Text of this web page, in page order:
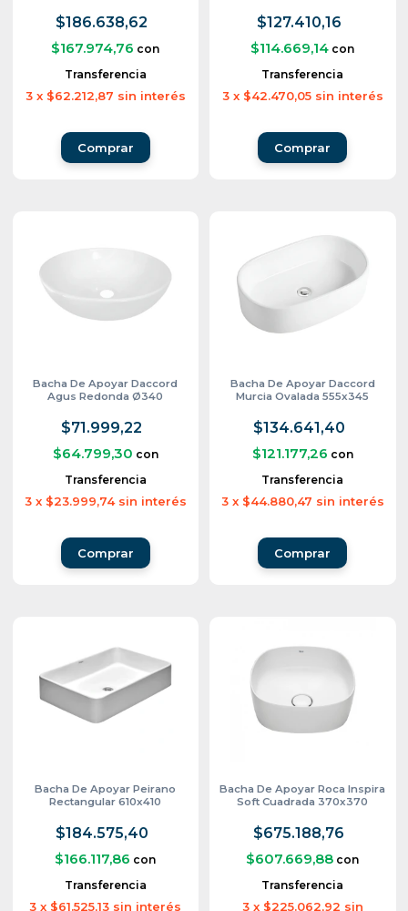
$186.638,62
$167.974,76 con
Transferencia
3 x $62.212,87 sin interés
$127.410,16
$114.669,14 con
Transferencia
3 x $42.470,05 sin interés
Bacha De Apoyar Daccord
Agus Redonda Ø340
$71.999,22
$64.799,30 con
Transferencia
3 x $23.999,74 sin interés
Bacha De Apoyar Daccord
Murcia Ovalada 555x345
$134.641,40
$121.177,26 con
Transferencia
3 x $44.880,47 sin interés
Bacha De Apoyar Peirano
Rectangular 610x410
$184.575,40
$166.117,86 con
Transferencia
3 x $61.525,13 sin interés
Bacha De Apoyar Roca Inspira
Soft Cuadrada 370x370
$675.188,76
$607.669,88 con
Transferencia
3 x $225.062,92 sin